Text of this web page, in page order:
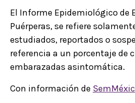
El Informe Epidemiológico de
Puérperas, se refiere
estudiados, reportados o
referencia a un porcentaje de
embarazadas asintomática.
Con información de